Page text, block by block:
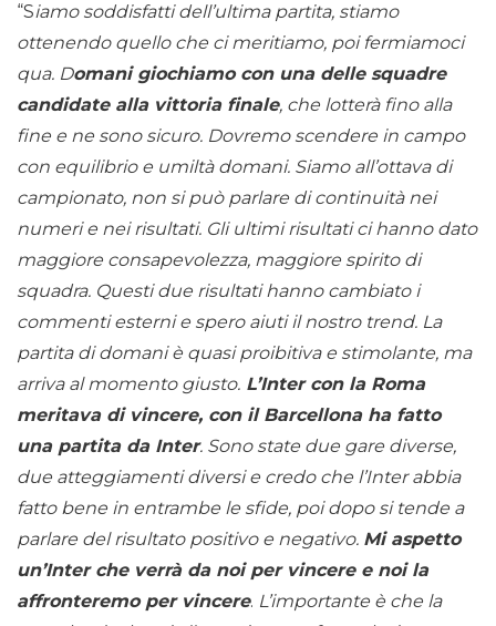
“Siamo soddisfatti dell’ultima partita, stiamo
ottenendo quello che ci meritiamo, poi fermiamoci
qua. Domani giochiamo con una delle squadre
candidate alla vittoria finale, che lotterà fino alla
fine e ne sono sicuro. Dovremo scendere in campo
con equilibrio e umiltà domani. Siamo all’ottava di
campionato, non si può parlare di continuità nei
numeri e nei risultati. Gli ultimi risultati ci hanno dato
maggiore consapevolezza, maggiore spirito di
squadra. Questi due risultati hanno cambiato i
commenti esterni e spero aiuti il nostro trend. La
partita di domani è quasi proibitiva e stimolante, ma
arriva al momento giusto. L’Inter con la Roma
meritava di vincere, con il Barcellona ha fatto
una partita da Inter. Sono state due gare diverse,
due atteggiamenti diversi e credo che l’Inter abbia
fatto bene in entrambe le sfide, poi dopo si tende a
parlare del risultato positivo e negativo. Mi aspetto
un’Inter che verrà da noi per vincere e noi la
affronteremo per vincere. L’importante è che la